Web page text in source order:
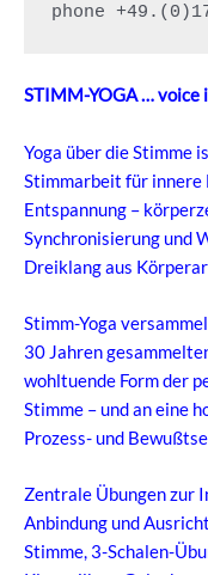
phone
STIMM-YOGA … voice
Yoga über die Stimme
Stimmarbeit für innere
Entspannung –
Synchronisierung und
Dreiklang aus
Stimm-Yoga
30 Jahren
wohltuende Form der
Stimme – und an eine
Prozess- und
Zentrale Übungen zur
Anbindung und
Stimme, 3-Schalen-